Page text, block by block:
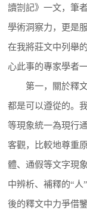
讀劄記》一文，筆
學術洞察力，更是
在我將莊文中列舉
心此事的專家學者
第一，關於釋文
都是可以遵從的。
等現象統一為現行
客觀，比較地尊重
體、通假等文字現
中辨析、補釋的“人
後的釋文中力爭借